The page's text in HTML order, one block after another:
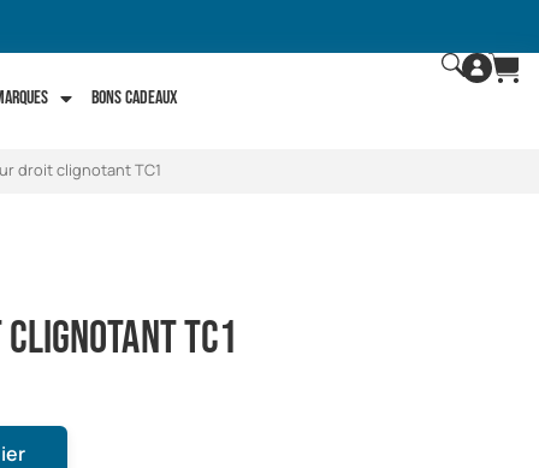
Bons Cadeaux
droit clignotant TC1
TC1